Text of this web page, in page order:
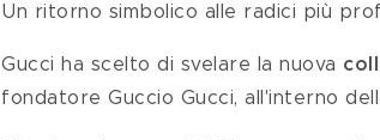
Un ritorno simbolico alle radici più
Gucci ha scelto di svelare la nuova
fondatore Guccio Gucci, all'interno